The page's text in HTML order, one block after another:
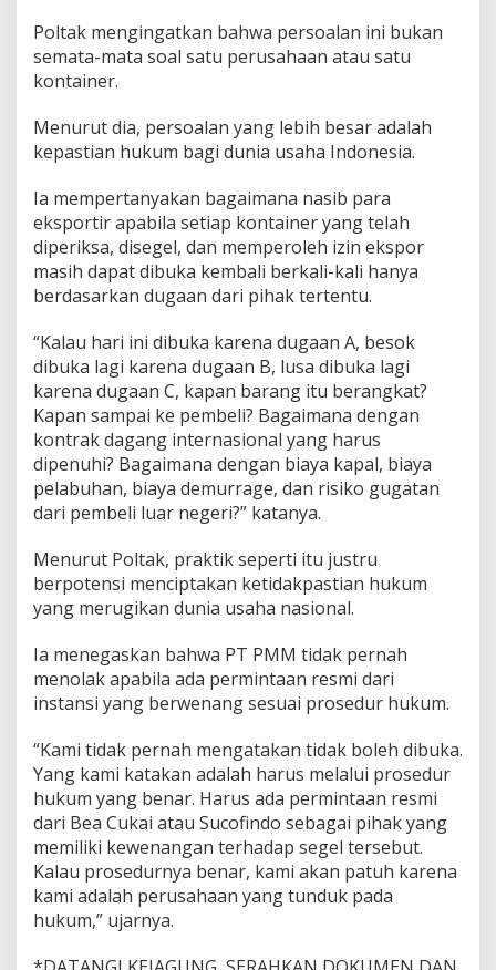
Poltak mengingatkan bahwa persoalan ini bukan
semata-mata soal satu perusahaan atau satu
kontainer.
Menurut dia, persoalan yang lebih besar adalah
kepastian hukum bagi dunia usaha Indonesia.
Ia mempertanyakan bagaimana nasib para
eksportir apabila setiap kontainer yang telah
diperiksa, disegel, dan memperoleh izin ekspor
masih dapat dibuka kembali berkali-kali hanya
berdasarkan dugaan dari pihak tertentu.
“Kalau hari ini dibuka karena dugaan A, besok
dibuka lagi karena dugaan B, lusa dibuka lagi
karena dugaan C, kapan barang itu berangkat?
Kapan sampai ke pembeli? Bagaimana dengan
kontrak dagang internasional yang harus
dipenuhi? Bagaimana dengan biaya kapal, biaya
pelabuhan, biaya demurrage, dan risiko gugatan
dari pembeli luar negeri?” katanya.
Menurut Poltak, praktik seperti itu justru
berpotensi menciptakan ketidakpastian hukum
yang merugikan dunia usaha nasional.
Ia menegaskan bahwa PT PMM tidak pernah
menolak apabila ada permintaan resmi dari
instansi yang berwenang sesuai prosedur hukum.
“Kami tidak pernah mengatakan tidak boleh dibuka.
Yang kami katakan adalah harus melalui prosedur
hukum yang benar. Harus ada permintaan resmi
dari Bea Cukai atau Sucofindo sebagai pihak yang
memiliki kewenangan terhadap segel tersebut.
Kalau prosedurnya benar, kami akan patuh karena
kami adalah perusahaan yang tunduk pada
hukum,” ujarnya.